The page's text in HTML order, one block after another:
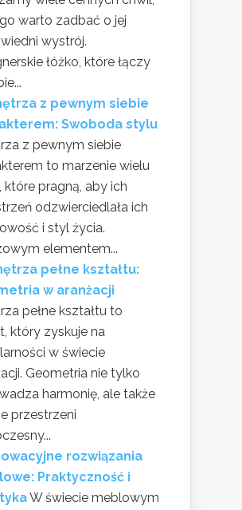
warto zadbać o jej
wystrój.
łóżko, które łączy
z pewnym siebie
Swoboda stylu
z pewnym siebie
to marzenie wielu
które pragną, aby ich
odzwierciedlała ich
i styl życia.
elementem...
pełne kształtu:
w aranżacji
pełne kształtu to
który zyskuje na
w świecie
Geometria nie tylko
harmonię, ale także
przestrzeni
rozwiązania
Praktyczność i
W świecie meblowym